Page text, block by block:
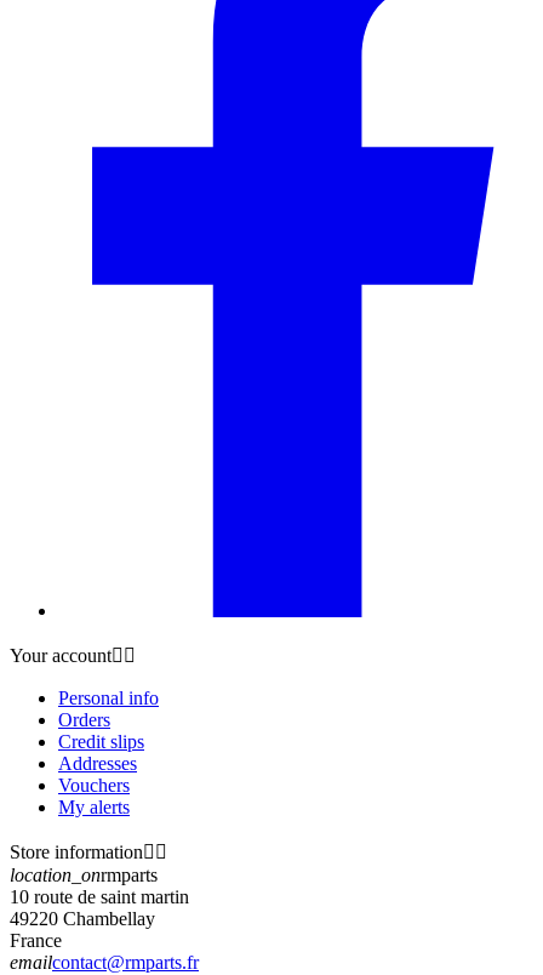
Your account 
Personal info
Orders
Credit slips
Addresses
Vouchers
My alerts
Store information 
location_onrmparts
10 route de saint martin
49220 Chambellay
France
emailcontact@rmparts.fr